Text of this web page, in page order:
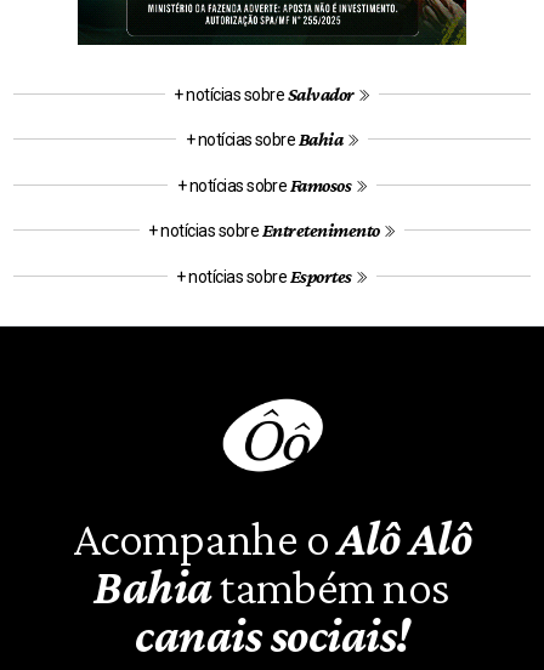
+ notícias sobreSalvador
+ notícias sobre Bahia
+ notícias sobre Famosos
+ notícias sobre Entretenimento
+ notícias sobre Esportes
Acompanhe oAlô Alô
Bahiatambém nos
canais sociais!